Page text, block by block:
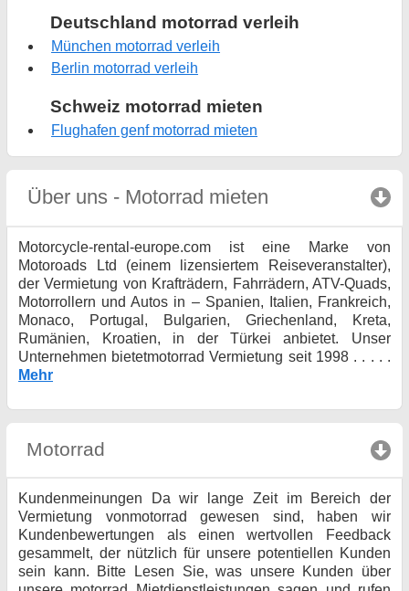
Deutschland motorrad verleih
München motorrad verleih
Berlin motorrad verleih
Schweiz motorrad mieten
Flughafen genf motorrad mieten
Über uns - Motorrad mieten click to
Motorcycle-rental-europe.com ist eine Marke von
Motoroads Ltd (einem lizensiertem Reiseveranstalter),
der Vermietung von Krafträdern, Fahrrädern, ATV-Quads,
Motorrollern und Autos in – Spanien, Italien, Frankreich,
Monaco, Portugal, Bulgarien, Griechenland, Kreta,
Rumänien, Kroatien, in der Türkei anbietet. Unser
Unternehmen bietetmotorrad Vermietung seit 1998 . . . . .
Mehr
Motorrad
Kundenmeinungen Da wir lange Zeit im Bereich der
Vermietung vonmotorrad gewesen sind, haben wir
Kundenbewertungen als einen wertvollen Feedback
gesammelt, der nützlich für unsere potentiellen Kunden
sein kann. Bitte Lesen Sie, was unsere Kunden über